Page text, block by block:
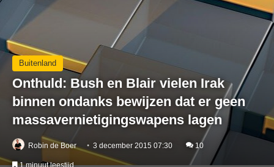
Buitenland
Onthuld: Bush en Blair vielen Irak
binnen ondanks bewijzen dat er geen
massavernietigingswapens lagen
Robin de Boer 3 december 2015 07:30 10
1 minuut leestijd